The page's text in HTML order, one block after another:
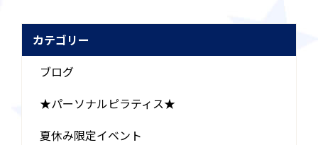
カテゴリー
ブログ
★パーソナルピラティス★
夏休み限定イベント